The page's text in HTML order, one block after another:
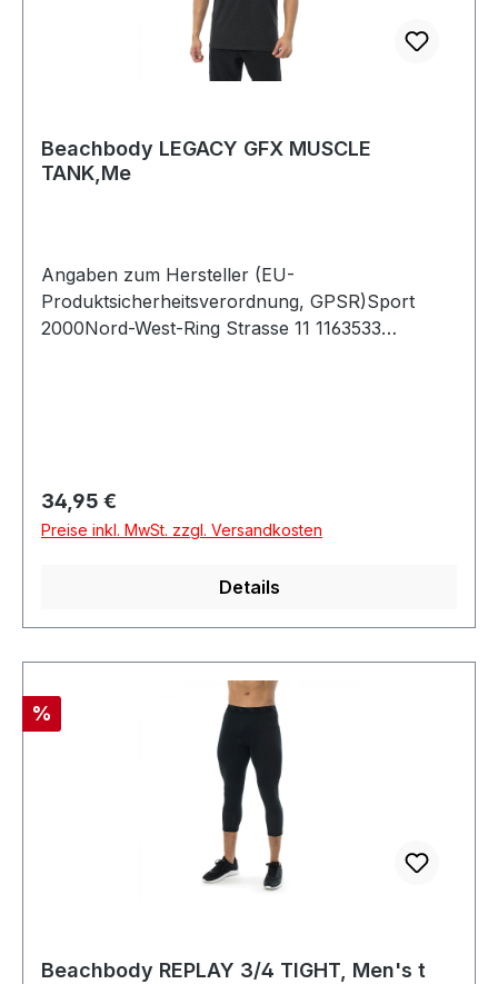
Beachbody LEGACY GFX MUSCLE
TANK,Me
Angaben zum Hersteller (EU-
Produktsicherheitsverordnung, GPSR)Sport
2000Nord-West-Ring Strasse 11 1163533
Regulärer Preis:
34,95 €
Preise inkl. MwSt. zzgl. Versandkosten
Details
Rabatt
%
Beachbody REPLAY 3/4 TIGHT, Men's t